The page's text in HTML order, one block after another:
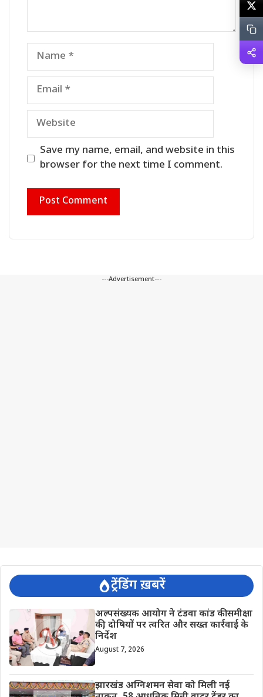
Name
Email
Website
Save my name, email, and website in this
browser for the next time I comment.
---Advertisement---
ट्रेंडिंग ख़बरें
अल्पसंख्यक आयोग ने टंडवा कांड की समीक्षा
की, दोषियों पर त्वरित और सख्त कार्रवाई के
निर्देश
August 7, 2026
झारखंड अग्निशमन सेवा को मिली नई